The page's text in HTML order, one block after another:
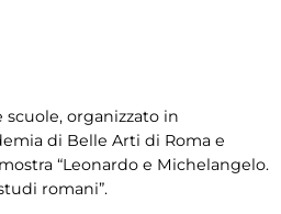
organizzato in
di Belle Arti di Roma e
“Leonardo e Michelangelo.
romani”.